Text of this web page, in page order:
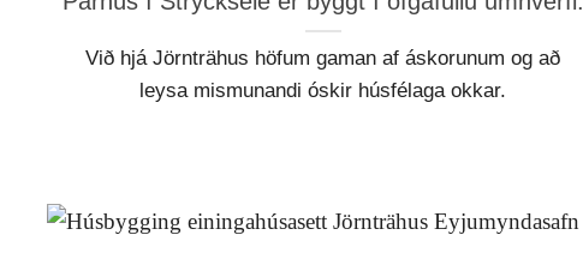
Við hjá Jörnträhus höfum gaman af áskorunum og að
leysa mismunandi óskir húsfélaga okkar.